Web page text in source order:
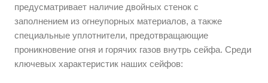
предусматривает наличие двойных стенок с
заполнением из огнеупорных материалов, а также
специальные уплотнители, предотвращающие
проникновение огня и горячих газов внутрь сейфа. Среди
ключевых характеристик наших сейфов: